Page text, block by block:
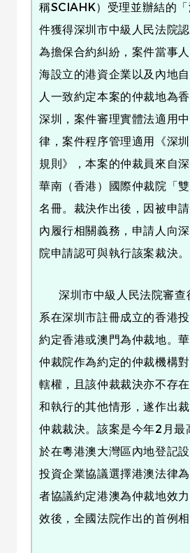
稱SCIAHK）受理並辦結的
件獲得深圳市中級人民法院
為擔保合約糾紛，案件當事
海設立的港資企業以及內地
人一致約定本案的仲裁地為
深圳，案件審理實體法適用
律，案件程序管理適用《深
規則》，本案的仲裁員來自
華南（香港）國際仲裁院「
名冊。裁決作出後，因被申
內履行相關義務，申請人向
院申請認可與執行該案裁決。
深圳市中級人民法院審查
系在深圳市註冊成立的香港
約定香港或澳門為仲裁地。
仲裁院作為約定的仲裁機構
轄權，且該仲裁裁決亦不存
和執行的其他情形，遂作出
仲裁裁決。該案是今年2月最
於在粵港澳大灣區內地登記
投資企業協議選擇港澳法律
者協議約定港澳為仲裁地效
效後，全國法院作出的首例相